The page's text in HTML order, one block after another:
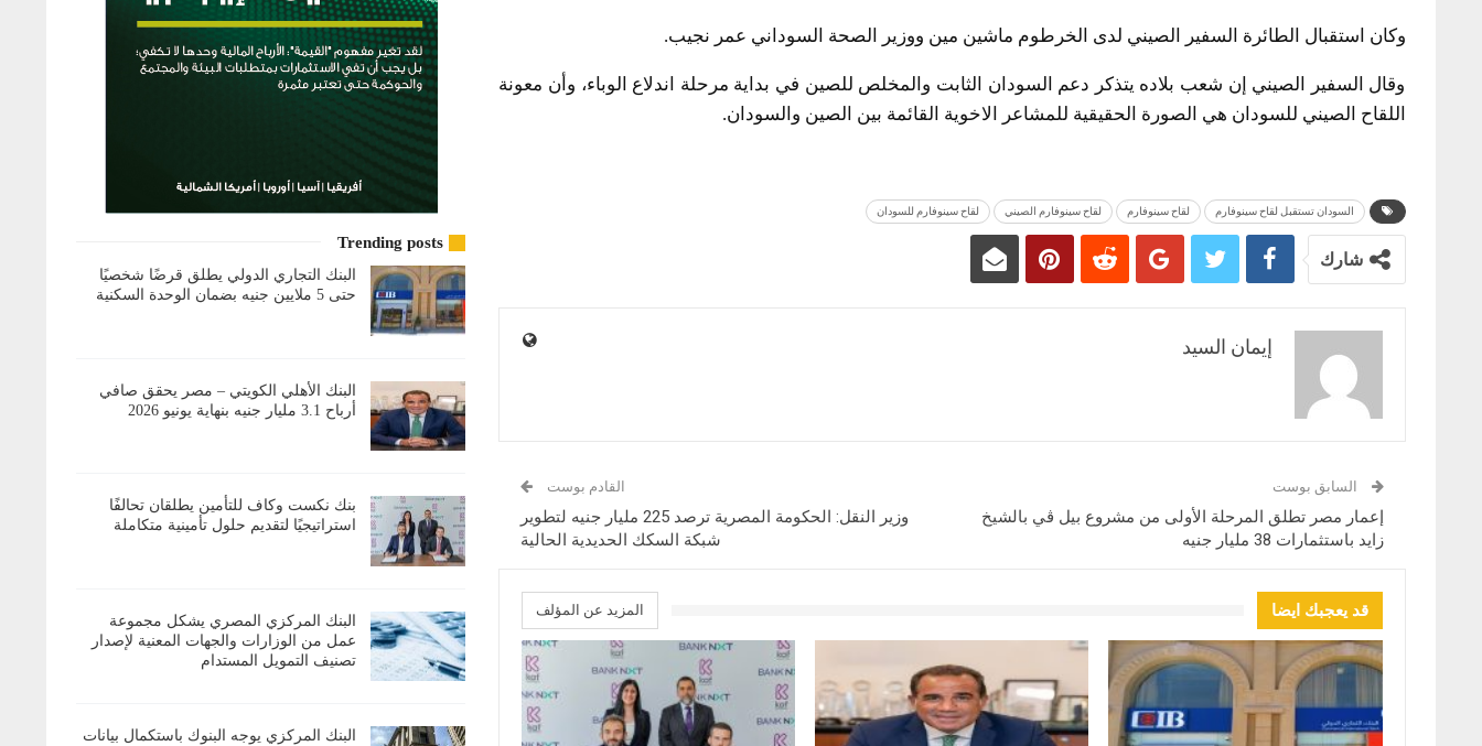
وكان استقبال الطائرة السفير الصيني لدى الخرطوم ماشين مين ووزير الصحة السوداني عمر نجيب.
وقال السفير الصيني إن شعب بلاده يتذكر دعم السودان الثابت والمخلص للصين في بداية مرحلة اندلاع الوباء، وأن معونة
اللقاح الصيني للسودان هي الصورة الحقيقية للمشاعر الاخوية القائمة بين الصين والسودان.
السودان تستقبل لقاح سينوفارم لقاح سينوفارم لقاح سينوفارم الصيني لقاح سينوفارم للسودان
شارك
إيمان السيد
السابق بوست
إعمار مصر تطلق المرحلة الأولى من مشروع بيل ڤي بالشيخ
زايد باستثمارات 38 مليار جنيه
القادم بوست
وزير النقل: الحكومة المصرية ترصد 225 مليار جنيه لتطوير
شبكة السكك الحديدية الحالية
قد يعجبك ايضا المزيد عن المؤلف
Trending posts
البنك التجاري الدولي يطلق قرضًا شخصيًا
حتى 5 ملايين جنيه بضمان الوحدة السكنية
البنك الأهلي الكويتي – مصر يحقق صافي
أرباح 3.1 مليار جنيه بنهاية يونيو 2026
بنك نكست وكاف للتأمين يطلقان تحالفًا
استراتيجيًا لتقديم حلول تأمينية متكاملة
البنك المركزي المصري يشكل مجموعة
عمل من الوزارات والجهات المعنية لإصدار
تصنيف التمويل المستدام
البنك المركزي يوجه البنوك باستكمال بيانات